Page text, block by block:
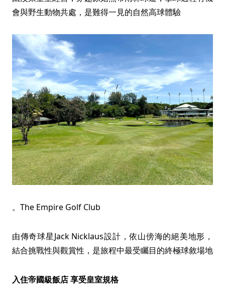
會與野生動物共處，是難得一見的自然高球體驗
。The Empire Golf Club
由傳奇球星Jack Nicklaus設計，依山傍海的絕美地形，
結合挑戰性與觀賞性，是旅程中最受矚目的終極球敘場地
入住帝國級飯店 享受皇室規格